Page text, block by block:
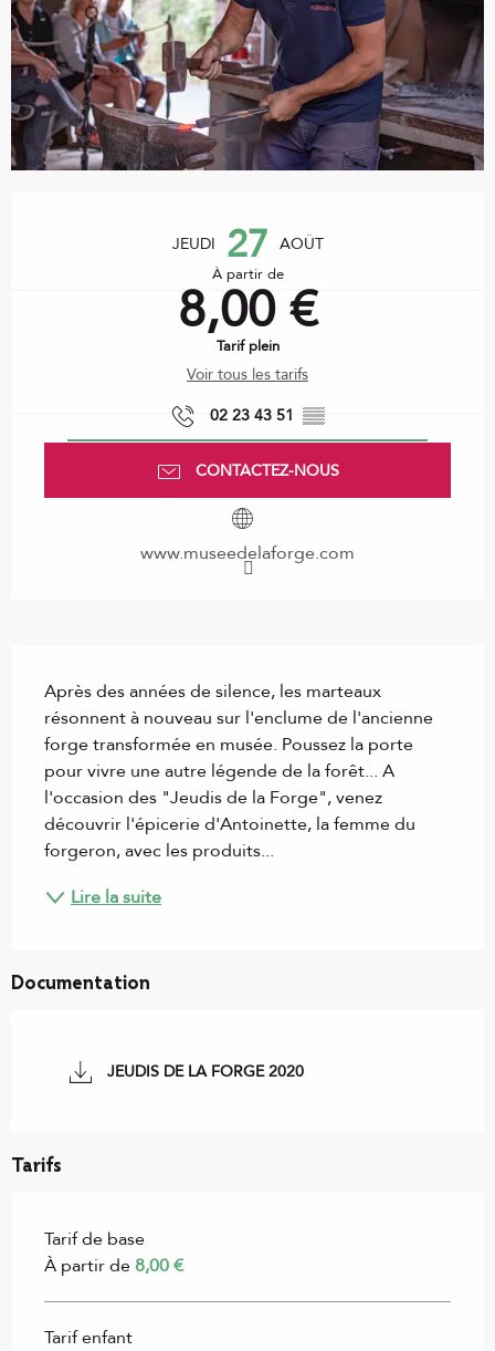
JEUDI 27 AOÛT
À partir de
8,00 €
Tarif plein
Voir tous les tarifs
02 23 43 51 ▒▒
CONTACTEZ-NOUS
www.museedelaforge.com
Après des années de silence, les marteaux
résonnent à nouveau sur l'enclume de l'ancienne
forge transformée en musée. Poussez la porte
pour vivre une autre légende de la forêt... A
l'occasion des "Jeudis de la Forge", venez
découvrir l'épicerie d'Antoinette, la femme du
forgeron, avec les produits...
Lire la suite
Documentation
JEUDIS DE LA FORGE 2020
Tarifs
Tarif de base
À partir de8,00 €
Tarif enfant